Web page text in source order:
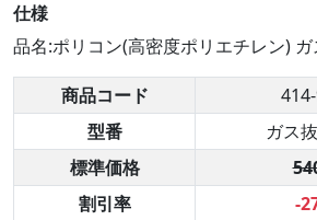
仕様
品名:ポリコン(高密度ポリエチレン)
商品コード
型番
ガス
標準価格
割引率 -